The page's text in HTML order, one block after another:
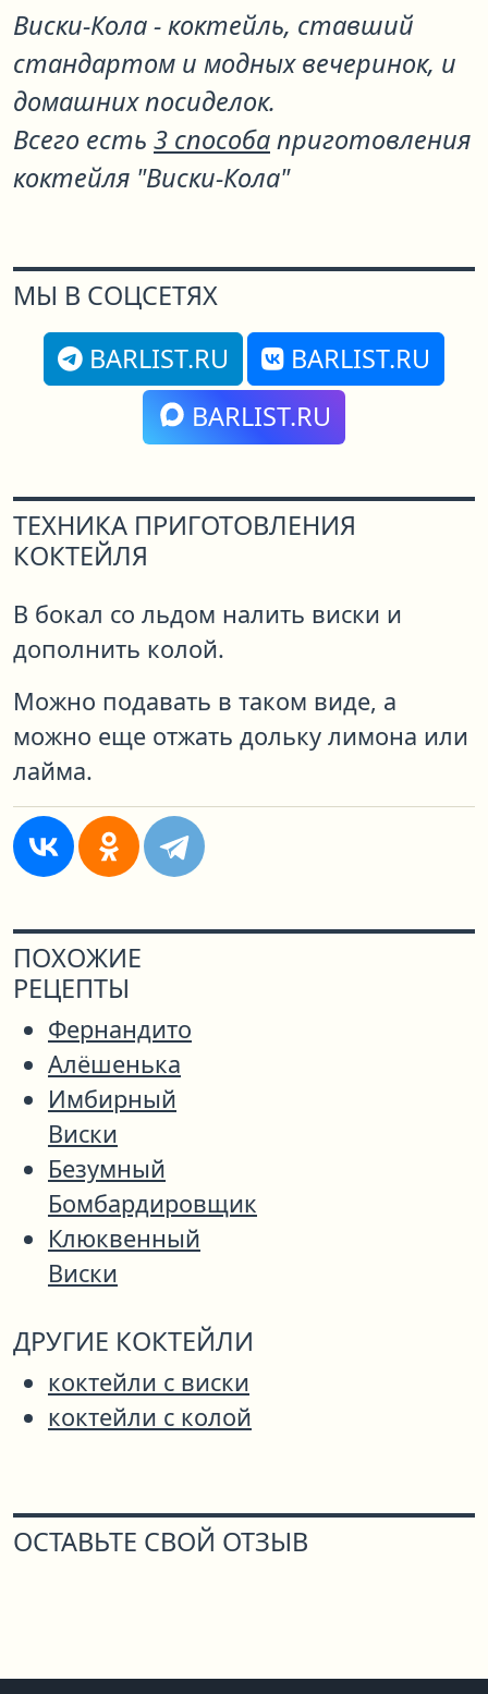
Виски-Кола - коктейль, ставший
стандартом и модных вечеринок, и
домашних посиделок.
Всего есть 3 способаприготовления
коктейля "Виски-Кола"
МЫ В СОЦСЕТЯХ
BARLIST.RU
BARLIST.RU
BARLIST.RU
ТЕХНИКА ПРИГОТОВЛЕНИЯ
КОКТЕЙЛЯ
В бокал со льдом налить виски и
дополнить колой.
Можно подавать в таком виде, а
можно еще отжать дольку лимона или
лайма.
ПОХОЖИЕ
РЕЦЕПТЫ
Фернандито
Алёшенька
Имбирный
Виски
Безумный
Бомбардировщик
Клюквенный
Виски
ДРУГИЕ КОКТЕЙЛИ
коктейли с виски
коктейли с колой
ОСТАВЬТЕ СВОЙ ОТЗЫВ